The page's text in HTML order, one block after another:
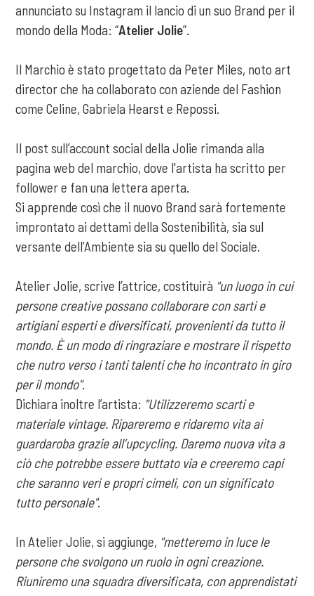
annunciato su Instagram il lancio di un suo Brand per il
mondo della Moda: “Atelier Jolie”.
Il Marchio è stato progettato da Peter Miles, noto art
director che ha collaborato con aziende del Fashion
come Celine, Gabriela Hearst e Repossi.
Il post sull’account social della Jolie rimanda alla
pagina web del marchio, dove l'artista ha scritto per
follower e fan una lettera aperta.
Si apprende così che il nuovo Brand sarà fortemente
improntato ai dettami della Sostenibilità, sia sul
versante dell’Ambiente sia su quello del Sociale.
Atelier Jolie, scrive l’attrice, costituirà "un luogo in cui
persone creative possano collaborare con sarti e
artigiani esperti e diversificati, provenienti da tutto il
mondo. È un modo di ringraziare e mostrare il rispetto
che nutro verso i tanti talenti che ho incontrato in giro
per il mondo".
Dichiara inoltre l’artista: "Utilizzeremo scarti e
materiale vintage. Ripareremo e ridaremo vita ai
guardaroba grazie all’upcycling. Daremo nuova vita a
ciò che potrebbe essere buttato via e creeremo capi
che saranno veri e propri cimeli, con un significato
tutto personale".
In Atelier Jolie, si aggiunge, "metteremo in luce le
persone che svolgono un ruolo in ogni creazione.
Riuniremo una squadra diversificata, con apprendistati